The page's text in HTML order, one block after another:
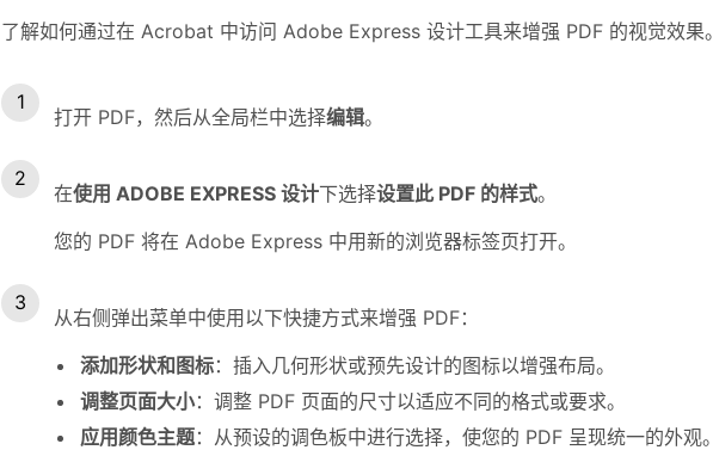
了解如何通过在 Acrobat 中访问 Adobe Express 设计工具来增强 PDF 的视觉效果。
打开 PDF，然后从全局栏中选择编辑。
在使用 ADOBE EXPRESS 设计下选择设置此 PDF 的样式。
您的 PDF 将在 Adobe Express 中用新的浏览器标签页打开。
从右侧弹出菜单中使用以下快捷方式来增强 PDF：
添加形状和图标：插入几何形状或预先设计的图标以增强布局。
调整页面大小：调整 PDF 页面的尺寸以适应不同的格式或要求。
应用颜色主题：从预设的调色板中进行选择，使您的 PDF 呈现统一的外观。